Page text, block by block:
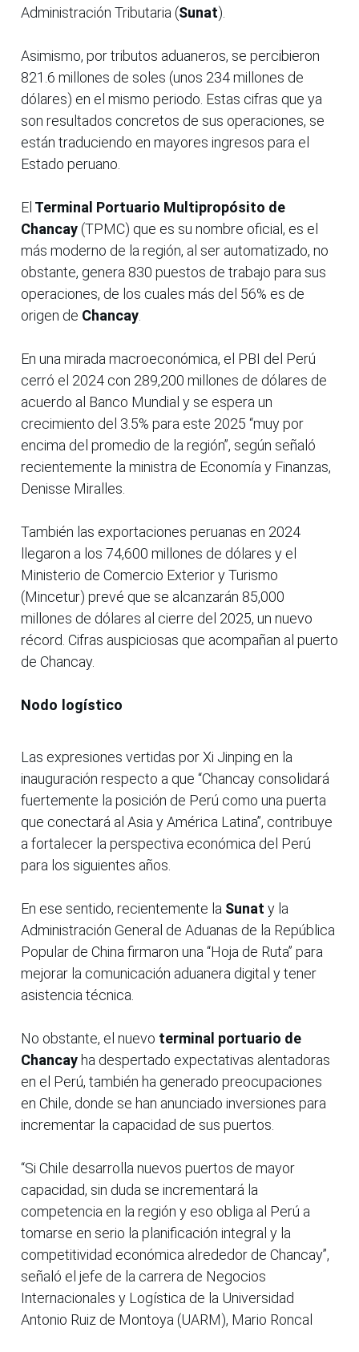
Administración Tributaria (Sunat).
Asimismo, por tributos aduaneros, se percibieron
821.6 millones de soles (unos 234 millones de
dólares) en el mismo periodo. Estas cifras que ya
son resultados concretos de sus operaciones, se
están traduciendo en mayores ingresos para el
Estado peruano.
El Terminal Portuario Multipropósito de
Chancay (TPMC) que es su nombre oficial, es el
más moderno de la región, al ser automatizado, no
obstante, genera 830 puestos de trabajo para sus
operaciones, de los cuales más del 56% es de
origen de Chancay
En una mirada macroeconómica, el PBI del Perú
cerró el 2024 con 289,200 millones de dólares de
acuerdo al Banco Mundial y se espera un
crecimiento del 3.5% para este 2025 “muy por
encima del promedio de la región”, según señaló
recientemente la ministra de Economía y Finanzas,
Denisse Miralles.
También las exportaciones peruanas en 2024
llegaron a los 74,600 millones de dólares y el
Ministerio de Comercio Exterior y Turismo
(Mincetur) prevé que se alcanzarán 85,000
millones de dólares al cierre del 2025, un nuevo
récord. Cifras auspiciosas que acompañan al puerto
de Chancay.
Nodo logístico
Las expresiones vertidas por Xi Jinping en la
inauguración respecto a que “Chancay consolidará
fuertemente la posición de Perú como una puerta
que conectará al Asia y América Latina”, contribuye
a fortalecer la perspectiva económica del Perú
para los siguientes años.
En ese sentido, recientemente la Sunat y la
Administración General de Aduanas de la República
Popular de China firmaron una “Hoja de Ruta” para
mejorar la comunicación aduanera digital y tener
asistencia técnica.
No obstante, el nuevo terminal portuario de
Chancay ha despertado expectativas alentadoras
en el Perú, también ha generado preocupaciones
en Chile, donde se han anunciado inversiones para
incrementar la capacidad de sus puertos.
“Si Chile desarrolla nuevos puertos de mayor
capacidad, sin duda se incrementará la
competencia en la región y eso obliga al Perú a
tomarse en serio la planificación integral y la
competitividad económica alrededor de Chancay”,
señaló el jefe de la carrera de Negocios
Internacionales y Logística de la Universidad
Antonio Ruiz de Montoya (UARM), Mario Roncal